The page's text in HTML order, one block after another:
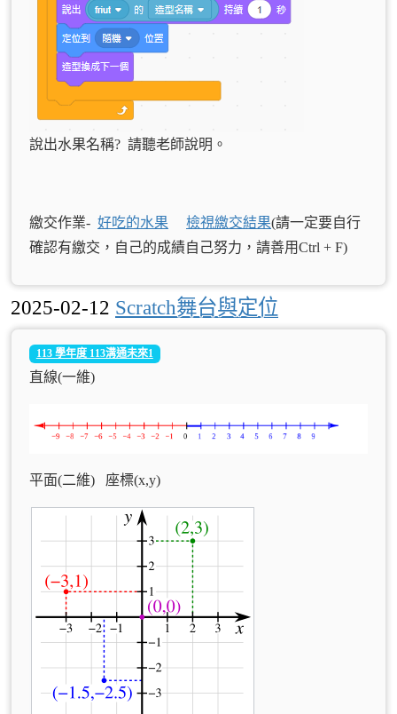
說出水果名稱? 請聽老師說明。
繳交作業- 好吃的水果 檢視繳交結果(請一定要自行
確認有繳交，自己的成績自己努力，請善用Ctrl + F)
2025-02-12 Scratch舞台與定位
113 學年度 113溝通未來1
直線(一維)
平面(二維) 座標(x,y)